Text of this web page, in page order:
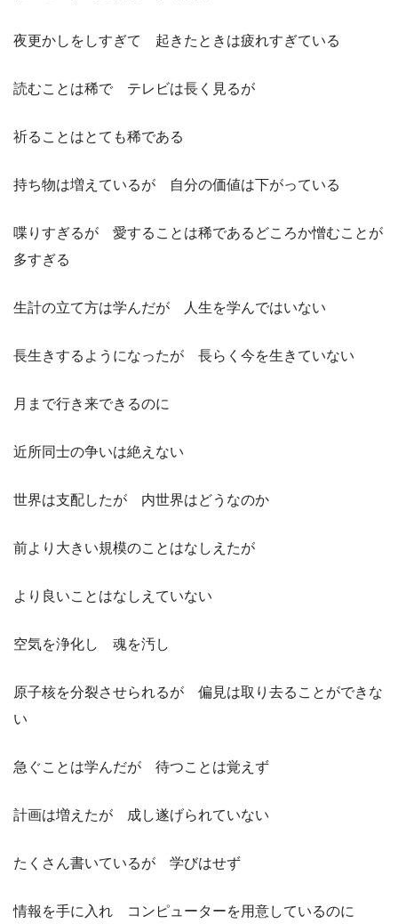
夜更かしをしすぎて 起きたときは疲れすぎている
読むことは稀で テレビは長く見るが
祈ることはとても稀である
持ち物は増えているが 自分の価値は下がっている
喋りすぎるが 愛することは稀であるどころか憎むことが
多すぎる
生計の立て方は学んだが 人生を学んではいない
長生きするようになったが 長らく今を生きていない
月まで行き来できるのに
近所同士の争いは絶えない
世界は支配したが 内世界はどうなのか
前より大きい規模のことはなしえたが
より良いことはなしえていない
空気を浄化し 魂を汚し
原子核を分裂させられるが 偏見は取り去ることができな
い
急ぐことは学んだが 待つことは覚えず
計画は増えたが 成し遂げられていない
たくさん書いているが 学びはせず
情報を手に入れ コンピューターを用意しているのに